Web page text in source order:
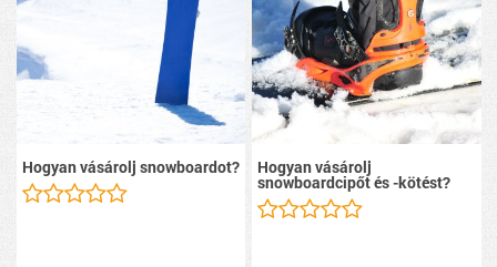
Hogyan vásárolj snowboardot? Hogyan vásárolj
snowboardcipőt és -kötést?